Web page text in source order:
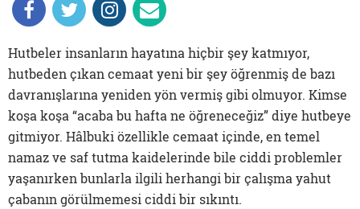
Hutbeler insanların hayatına hiçbir şey katmıyor,
hutbeden çıkan cemaat yeni bir şey öğrenmiş de bazı
davranışlarına yeniden yön vermiş gibi olmuyor. Kimse
koşa koşa “acaba bu hafta ne öğreneceğiz” diye hutbeye
gitmiyor. Hâlbuki özellikle cemaat içinde, en temel
namaz ve saf tutma kaidelerinde bile ciddi problemler
yaşanırken bunlarla ilgili herhangi bir çalışma yahut
çabanın görülmemesi ciddi bir sıkıntı.